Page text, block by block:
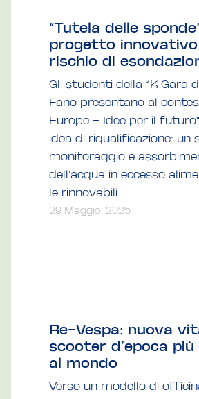
“Tutela delle
progetto innovativo
rischio di
Gli studenti della 1K Gara
Fano presentano al
Europe – Idee per il
idea di riqualificazione: un
monitoraggio e
dell’acqua in eccesso
le rinnovabili...
29 Maggio, 2025
Re-Vespa: nuova
scooter d’epoca più
al mondo
Verso un modello di